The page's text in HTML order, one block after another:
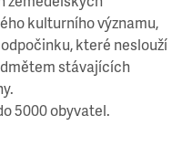
kulturního významu,
které neslouží
stávajících
5000 obyvatel.